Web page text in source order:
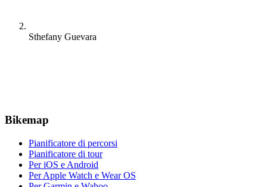
Sthefany Guevara
Bikemap
Pianificatore di percorsi
Pianificatore di tour
Per iOS e Android
Per Apple Watch e Wear OS